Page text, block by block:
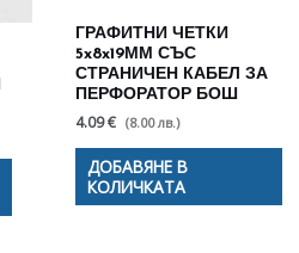
ГРАФИТНИ ЧЕТКИ
5x8x19ММ СЪС
СТРАНИЧЕН КАБЕЛ ЗА
ПЕРФОРАТОР БОШ
4.09 € (8.00 лв.)
ДОБАВЯНЕ В
КОЛИЧКАТА